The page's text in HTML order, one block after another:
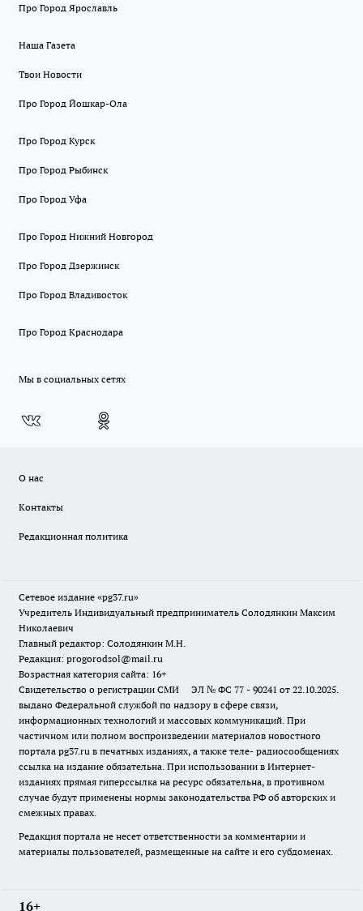
Про Город Ярославль
Наша Газета
Твои Новости
Про Город Йошкар-Ола
Про Город Курск
Про Город Рыбинск
Про Город Уфа
Про Город Нижний Новгород
Про Город Дзержинск
Про Город Владивосток
Про Город Краснодара
Мы в социальных сетях
О нас
Контакты
Редакционная политика
Сетевое издание «pg37.ru»
Учредитель Индивидуальный предприниматель Солодянкин Максим
Николаевич
Главный редактор: Солодянкин М.Н.
Редакция: progorodsol@mail.ru
Возрастная категория сайта: 16+
Свидетельство о регистрации СМИ ЭЛ № ФС 77 - 90241 от 22.10.2025.
выдано Федеральной службой по надзору в сфере связи,
информационных технологий и массовых коммуникаций. При
частичном или полном воспроизведении материалов новостного
портала pg37.ru в печатных изданиях, а также теле- радиосообщениях
ссылка на издание обязательна. При использовании в Интернет-
изданиях прямая гиперссылка на ресурс обязательна, в противном
случае будут применены нормы законодательства РФ об авторских и
смежных правах.
Редакция портала не несет ответственности за комментарии и
материалы пользователей, размещенные на сайте и его субдоменах.
16+